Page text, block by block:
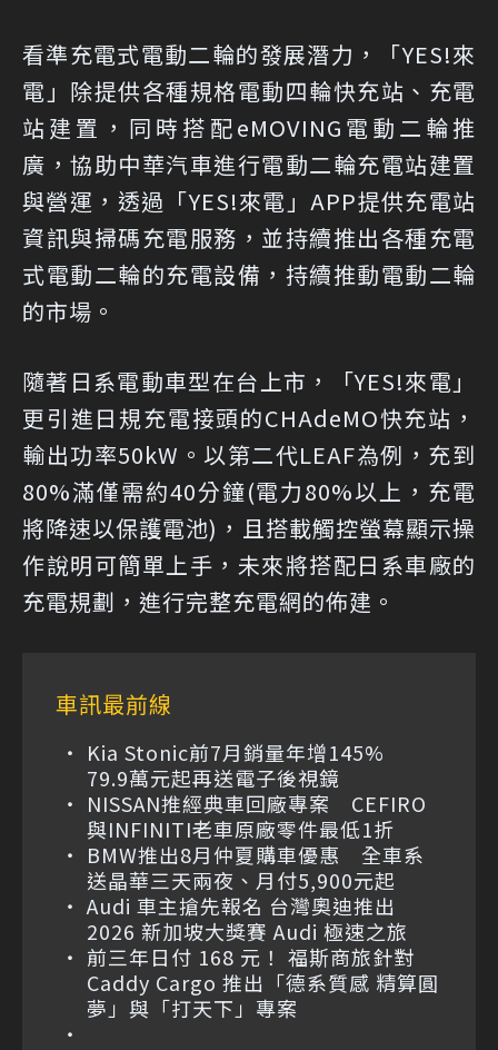
看準充電式電動二輪的發展潛力，「YES!來
電」除提供各種規格電動四輪快充站、充電
站建置，同時搭配eMOVING電動二輪推
廣，協助中華汽車進行電動二輪充電站建置
與營運，透過「YES!來電」APP提供充電站
資訊與掃碼充電服務，並持續推出各種充電
式電動二輪的充電設備，持續推動電動二輪
的市場。
隨著日系電動車型在台上市，「YES!來電」
更引進日規充電接頭的CHAdeMO快充站，
輸出功率50kW。以第二代LEAF為例，充到
80%滿僅需約40分鐘(電力80%以上，充電
將降速以保護電池)，且搭載觸控螢幕顯示操
作說明可簡單上手，未來將搭配日系車廠的
充電規劃，進行完整充電網的佈建。
車訊最前線
Kia Stonic前7月銷量年增145%
79.9萬元起再送電子後視鏡
NISSAN推經典車回廠專案 CEFIRO
與INFINITI老車原廠零件最低1折
BMW推出8月仲夏購車優惠 全車系
送晶華三天兩夜、月付5,900元起
Audi 車主搶先報名 台灣奧迪推出
2026 新加坡大獎賽 Audi 極速之旅
前三年日付 168 元！ 福斯商旅針對
Caddy Cargo 推出「德系質感 精算圓
夢」與「打天下」專案